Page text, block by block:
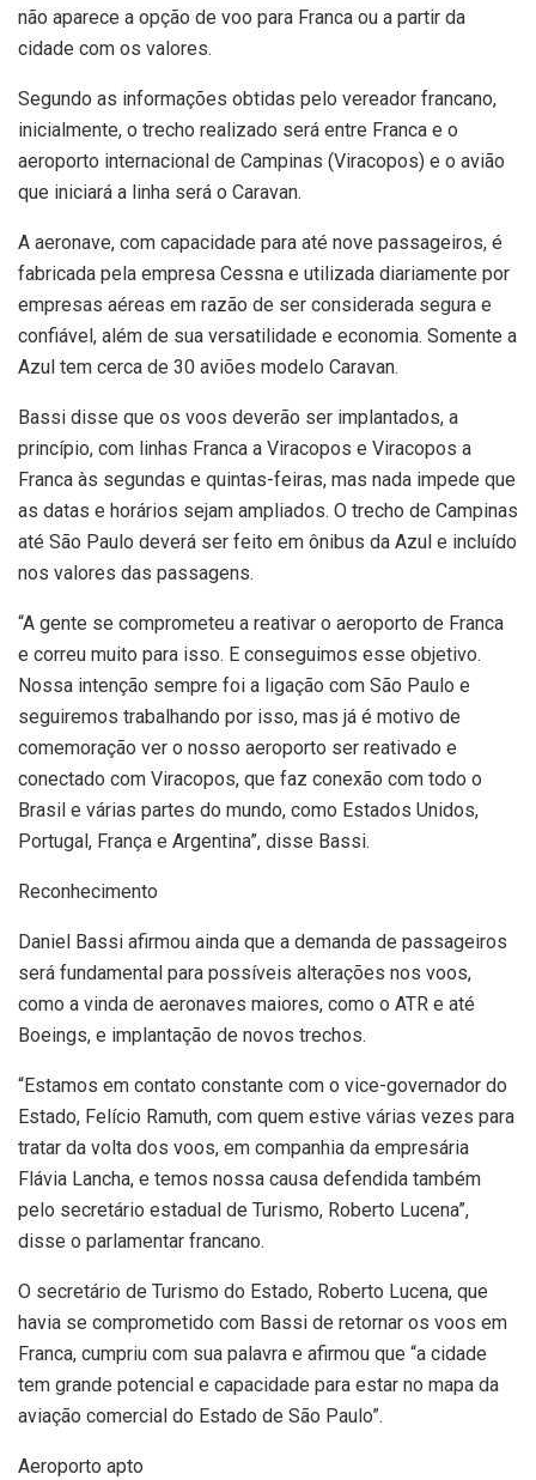
não aparece a opção de voo para Franca ou a partir da
cidade com os valores.
Segundo as informações obtidas pelo vereador francano,
inicialmente, o trecho realizado será entre Franca e o
aeroporto internacional de Campinas (Viracopos) e o avião
que iniciará a linha será o Caravan.
A aeronave, com capacidade para até nove passageiros, é
fabricada pela empresa Cessna e utilizada diariamente por
empresas aéreas em razão de ser considerada segura e
confiável, além de sua versatilidade e economia. Somente a
Azul tem cerca de 30 aviões modelo Caravan.
Bassi disse que os voos deverão ser implantados, a
princípio, com linhas Franca a Viracopos e Viracopos a
Franca às segundas e quintas-feiras, mas nada impede que
as datas e horários sejam ampliados. O trecho de Campinas
até São Paulo deverá ser feito em ônibus da Azul e incluído
nos valores das passagens.
“A gente se comprometeu a reativar o aeroporto de Franca
e correu muito para isso. E conseguimos esse objetivo.
Nossa intenção sempre foi a ligação com São Paulo e
seguiremos trabalhando por isso, mas já é motivo de
comemoração ver o nosso aeroporto ser reativado e
conectado com Viracopos, que faz conexão com todo o
Brasil e várias partes do mundo, como Estados Unidos,
Portugal, França e Argentina”, disse Bassi.
Reconhecimento
Daniel Bassi afirmou ainda que a demanda de passageiros
será fundamental para possíveis alterações nos voos,
como a vinda de aeronaves maiores, como o ATR e até
Boeings, e implantação de novos trechos.
“Estamos em contato constante com o vice-governador do
Estado, Felício Ramuth, com quem estive várias vezes para
tratar da volta dos voos, em companhia da empresária
Flávia Lancha, e temos nossa causa defendida também
pelo secretário estadual de Turismo, Roberto Lucena”,
disse o parlamentar francano.
O secretário de Turismo do Estado, Roberto Lucena, que
havia se comprometido com Bassi de retornar os voos em
Franca, cumpriu com sua palavra e afirmou que “a cidade
tem grande potencial e capacidade para estar no mapa da
aviação comercial do Estado de São Paulo”.
Aeroporto apto